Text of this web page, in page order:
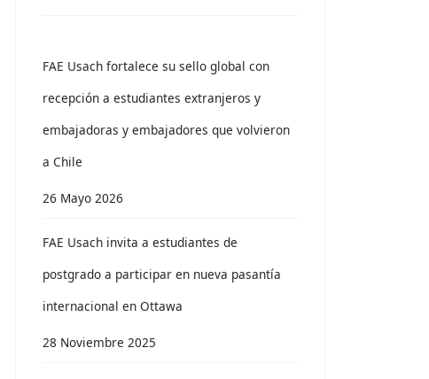
FAE Usach fortalece su sello global con
recepción a estudiantes extranjeros y
embajadoras y embajadores que volvieron
a Chile
26 Mayo 2026
FAE Usach invita a estudiantes de
postgrado a participar en nueva pasantía
internacional en Ottawa
28 Noviembre 2025